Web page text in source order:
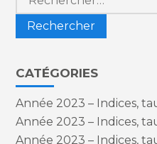
CATÉGORIES
Année 2023 – Indices,
Année 2023 – Indices,
Année 2023 – Indices,